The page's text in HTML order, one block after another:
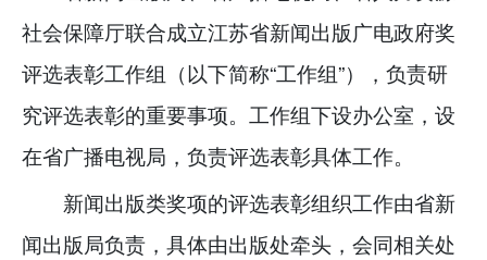
社会保障厅联合成立江苏省新闻出版广电政府奖
评选表彰工作组（以下简称“工作组”），负责研
究评选表彰的重要事项。工作组下设办公室，设
在省广播电视局，负责评选表彰具体工作。
新闻出版类奖项的评选表彰组织工作由省新
闻出版局负责，具体由出版处牵头，会同相关处